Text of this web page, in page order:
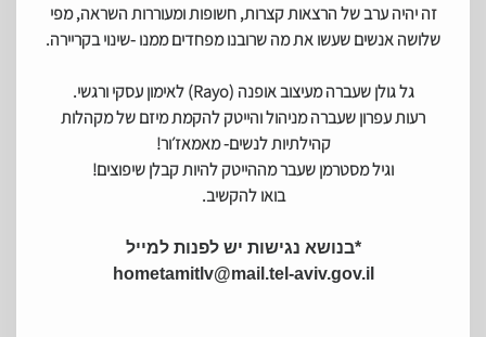
‎זה יהיה ערב של הרצאות קצרות, חשופות ומעוררות השראה, מפי
שלושה אנשים שעשו את מה שרובנו מפחדים ממנו -שינוי בקריירה.
גל גולן שעברה מעיצוב אופנה (Rayo) לאימון עסקי ורגשי.
רעות עפרון שעברה מניהול והייטק להקמת מיזם של מקהלות
קהילתיות לנשים- מאמאז׳ור!
וגיל מסטרמן שעבר מההייטק להיות קבלן שיפוצים!
בואו להקשיב.
*בנושא נגישות יש לפנות למייל
hometamitlv@mail.tel-aviv.gov.il